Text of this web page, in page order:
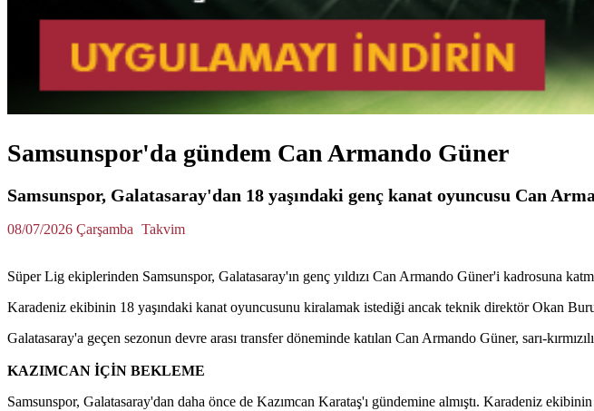
Samsunspor'da gündem Can Armando Güner
Samsunspor, Galatasaray'dan 18 yaşındaki genç kanat oyuncusu Can
08/07/2026 Çarşamba Takvim
Süper Lig ekiplerinden Samsunspor, Galatasaray'ın genç yıldızı Can Armando Güner'i kadrosuna
Karadeniz ekibinin 18 yaşındaki kanat oyuncusunu kiralamak istediği ancak teknik direktör Okan
Galatasaray'a geçen sezonun devre arası transfer döneminde katılan Can Armando Güner, sarı-
KAZIMCAN İÇİN BEKLEME
Samsunspor, Galatasaray'dan daha önce de Kazımcan Karataş'ı gündemine almıştı. Karadeniz